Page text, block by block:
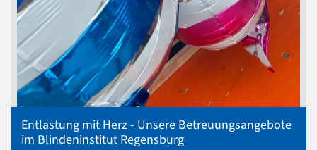
Entlastung mit Herz - Unsere Betreuungsangebote
im Blindeninstitut Regensburg